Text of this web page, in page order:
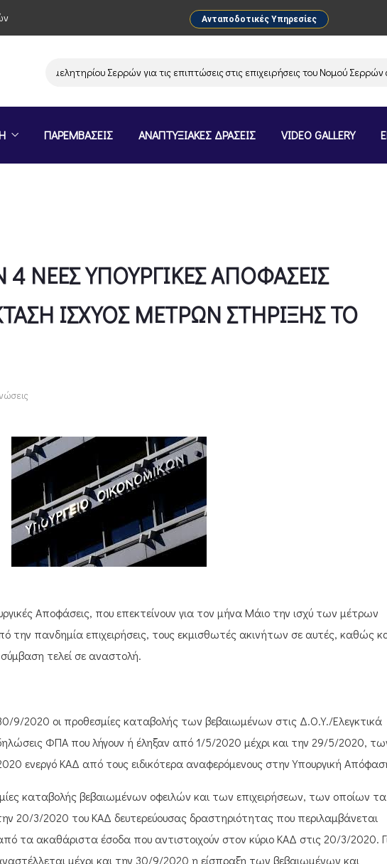
Ανταποδοτικές Υπηρεσίες
Επιμελητηρίου Σερρών για τις επιπτώσεις στις επιχειρήσεις του Νομού Σερρών
ΠΑΡΕΜΒΑΣΕΙΣ ΑΝΑΠΤΥΞΙΑΚΕΣ ΔΡΑΣΕΙΣ VIDEO GALLERY
ΝΕΕΣ ΥΠΟΥΡΓΙΚΕΣ ΑΠΟΦΑΣΕΙΣ
ΙΣΧΥΟΣ ΜΕΤΡΩΝ ΣΤΗΡΙΞΗΣ ΤΟ
Αποφάσεις, που επεκτείνουν για τον μήνα Μάιο την ισχύ των μέτρων
την πανδημία επιχειρήσεις, τους εκμισθωτές ακινήτων σε αυτές, καθώς και
τελεί σε αναστολή.
9/2020 οι προθεσμίες καταβολής των βεβαιωμένων στις Δ.Ο.Υ./Ελεγκτικά
ΦΠΑ που λήγουν ή έληξαν από 1/5/2020 μέχρι και την 29/5/2020, των
ενεργό ΚΑΔ από τους ειδικότερα αναφερόμενους στην Υπουργική Απόφαση.
καταβολής βεβαιωμένων οφειλών και των επιχειρήσεων, των οποίων τα
20/3/2020 του ΚΑΔ δευτερεύουσας δραστηριότητας που περιλαμβάνεται
τα ακαθάριστα έσοδα που αντιστοιχούν στον κύριο ΚΑΔ στις 20/3/2020.
μέχρι και την 30/9/2020 η είσπραξη των βεβαιωμένων και